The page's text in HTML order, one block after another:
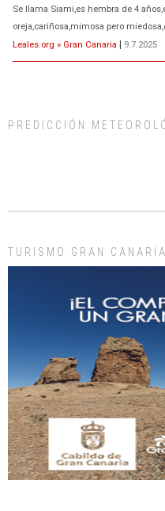
Se llama Siami,es hembra de 4
oreja,cariñosa,mimosa pero
Leales.org » Gran Canaria | 9.7.2025
días, ella incluida...
Gato manso encontrado
Este gato macho ha aparecido en la
manso y extremadamente cari...
Leales.org » Gran Canaria | 9.7.2025
PREDICCIÓN
TURISMO GRAN CANARIA